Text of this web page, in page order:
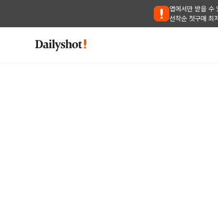
앱에서만 받을 수
선착순 첫구매 최